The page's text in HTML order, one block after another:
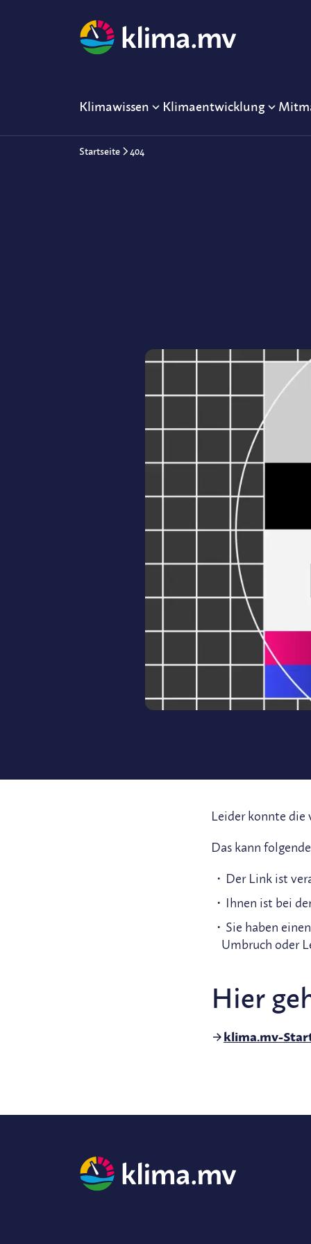
Klimawissen Klimaentwicklung
Startseite 404
Leider konnte die
Das kann
Der Link ist
Ihnen ist bei
Sie haben
Umbruch oder
Hier
klima.mv-